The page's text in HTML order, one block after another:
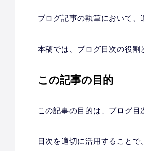
ブログ記事の執筆において、
本稿では、ブログ目次の役割
この記事の目的
この記事の目的は、ブログ目
目次を適切に活用すること